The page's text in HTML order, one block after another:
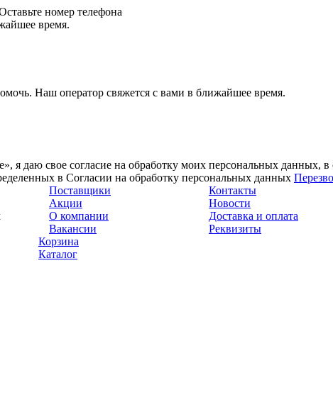
номер телефона
время.
Наш оператор свяжется с вами в ближайшее время.
я даю свое согласие на обработку моих персональных
в Согласии на обработку персональных данных
Поставщики
Контакты
Акции
Новости
О компании
Доставка и оплата
Вакансии
Реквизиты
Корзина
Каталог